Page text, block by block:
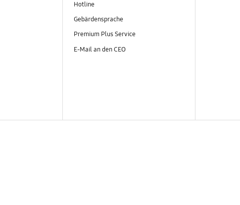
Hotline
Gebärdensprache
Premium Plus Service
E-Mail an den CEO